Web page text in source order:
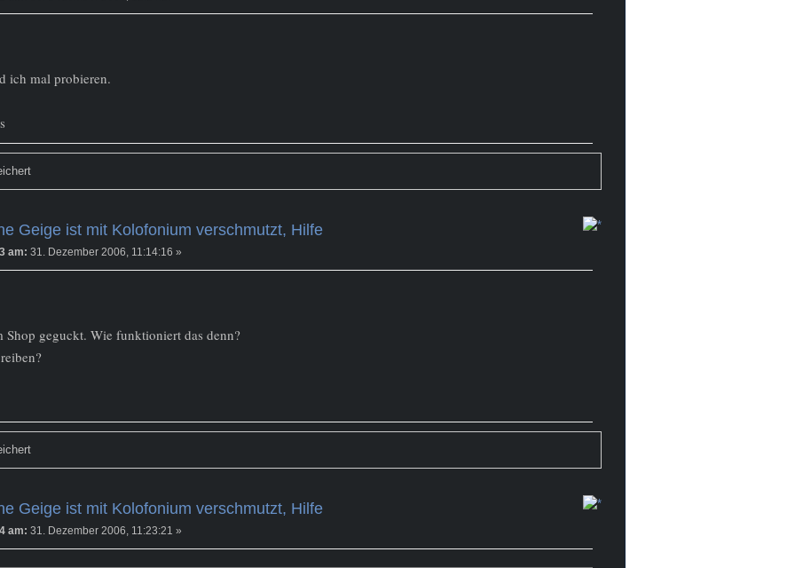
ich mal probieren.
Geige ist mit Kolofonium verschmutzt, Hilfe
am: 31. Dezember 2006, 11:14:16 »
Shop geguckt. Wie funktioniert das denn?
Geige ist mit Kolofonium verschmutzt, Hilfe
am: 31. Dezember 2006, 11:23:21 »